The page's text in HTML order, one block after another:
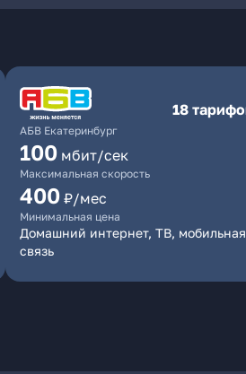
АБВ Екатеринбург
18
100 мбит/сек
Максимальная скорость
400 ₽/мес
Минимальная цена
Домашний интернет, ТВ, мобильная
связь